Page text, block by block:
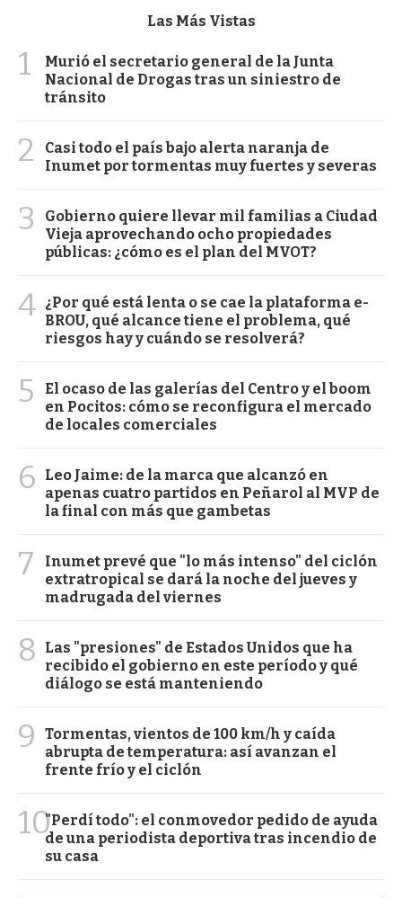
Las Más Vistas
1
Murió el secretario general de la Junta
Nacional de Drogas tras un siniestro de
tránsito
2
Casi todo el país bajo alerta naranja de
Inumet por tormentas muy fuertes y severas
3
Gobierno quiere llevar mil familias a Ciudad
Vieja aprovechando ocho propiedades
públicas: ¿cómo es el plan del MVOT?
4 ¿Por qué está lenta o se cae la plataforma e-
BROU, qué alcance tiene el problema, qué
riesgos hay y cuándo se resolverá?
5
El ocaso de las galerías del Centro y el boom
en Pocitos: cómo se reconfigura el mercado
de locales comerciales
6
Leo Jaime: de la marca que alcanzó en
apenas cuatro partidos en Peñarol al MVP de
la final con más que gambetas
7
Inumet prevé que "lo más intenso" del ciclón
extratropical se dará la noche del jueves y
madrugada del viernes
8
Las "presiones" de Estados Unidos que ha
recibido el gobierno en este período y qué
diálogo se está manteniendo
9
Tormentas, vientos de 100 km/h y caída
abrupta de temperatura: así avanzan el
frente frío y el ciclón
10"Perdí todo": el conmovedor pedido de ayuda
de una periodista deportiva tras incendio de
su casa